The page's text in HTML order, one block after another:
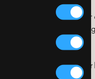
r ComHem-kund såhittar
r
r (och andra leverantö